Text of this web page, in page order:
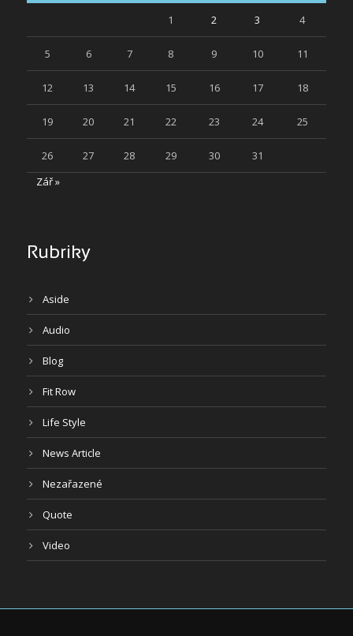
1 2 3 4
5 6 7 8 9 10 11
12 13 14 15 16 17 18
19 20 21 22 23 24 25
26 27 28 29 30
31
Zář »
Rubriky
Aside
Audio
Blog
Fit Row
Life Style
News Article
Nezařazené
Quote
Video